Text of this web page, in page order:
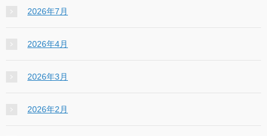
2026年7月
2026年4月
2026年3月
2026年2月